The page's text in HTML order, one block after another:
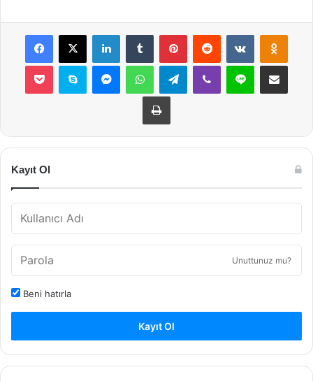
Facebook
X LinkedInTumblr PinterestReddit VKontakte
Pocket Skype MessengerWhatsAppTelegramViber Line E-Posta ile
Yazdır
Kayıt Ol
Unuttunuz mu?
Beni hatırla
Kayıt Ol